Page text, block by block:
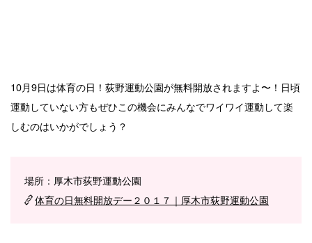
10月9日は体育の日！荻野運動公園が無料開放されますよ〜！日頃
運動していない方もぜひこの機会にみんなでワイワイ運動して楽
しむのはいかがでしょう？
場所：厚木市荻野運動公園
体育の日無料開放デー２０１７｜厚木市荻野運動公園